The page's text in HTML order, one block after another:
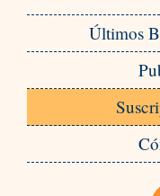
Últimos